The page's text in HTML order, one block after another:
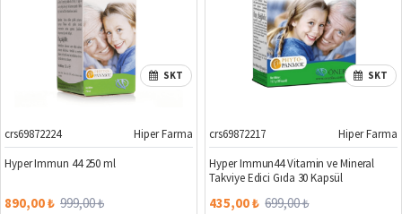
%11
SKT
crs69872224
Hiper Farma
Hyper Immun 44 250 ml
890,00 ₺ 999,00 ₺
%38
SKT
crs69872217
Hiper Farma
Hyper Immun44 Vitamin ve Mineral
Takviye Edici Gıda 30 Kapsül
435,00 ₺ 699,00 ₺